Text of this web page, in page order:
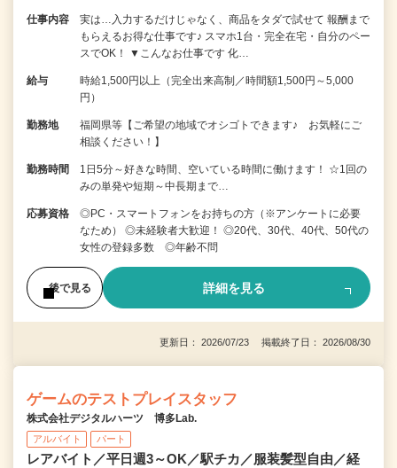
仕事内容
実は…入力するだけじゃなく、商品をタダで試せて 報酬まで
もらえるお得な仕事です♪ スマホ1台・完全在宅・自分のペー
スでOK！ ▼こんなお仕事です 化…
給与
時給1,500円以上（完全出来高制／時間額1,500円～5,000
円）
勤務地
福岡県等【ご希望の地域でオシゴトできます♪ お気軽にご
相談ください！】
勤務時間
1日5分～好きな時間、空いている時間に働けます！ ☆1回の
みの単発や短期～中長期まで…
応募資格
◎PC・スマートフォンをお持ちの方（※アンケートに必要
なため） ◎未経験者大歓迎！ ◎20代、30代、40代、50代の
女性の登録多数 ◎年齢不問
後で見る 詳細を見る
更新日： 2026/07/23 掲載終了日： 2026/08/30
ゲームのテストプレイスタッフ
株式会社デジタルハーツ 博多Lab.
アルバイト パート
レアバイト／平日週3～OK／駅チカ／服装髪型自由／経